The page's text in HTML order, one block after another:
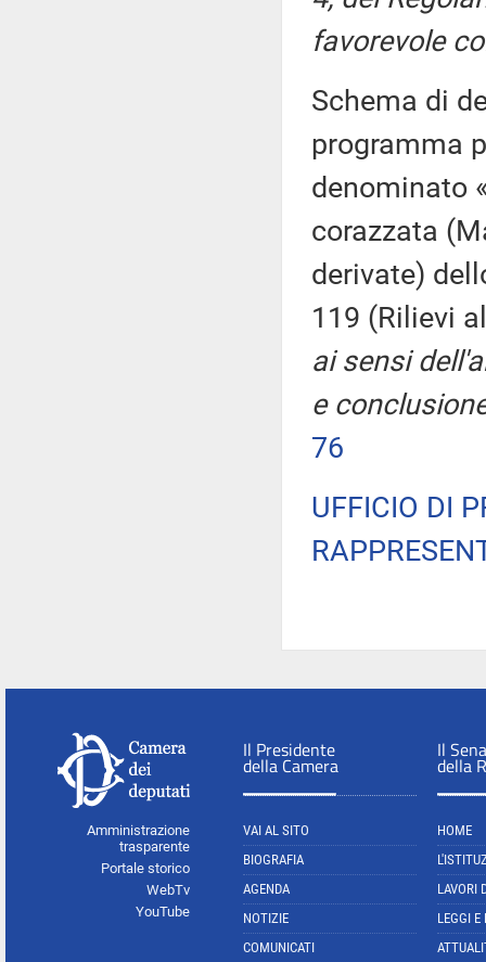
favorevole
Schema di
programma
denominato
corazzata
derivate)
119 (Rilievi
ai sensi
e
76
UFFICIO DI
Amministrazione
trasparente
Portale storico
WebTv
YouTube
Il Presidente
della Camera
VAI AL SITO
BIOGRAFIA
AGENDA
NOTIZIE
COMUNICATI
Il
della
HOME
LAVORI
LEGGI E